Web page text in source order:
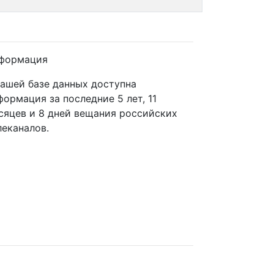
базе данных доступна
за последние 5 лет, 11
и 8 дней вещания российских